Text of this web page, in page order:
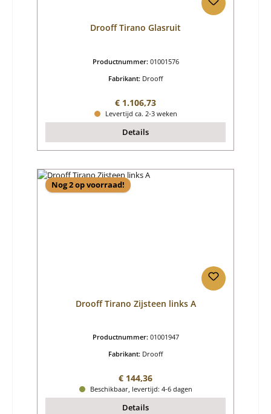
Drooff Tirano Glasruit
Productnummer: 01001576
Fabrikant: Drooff
Normale prijs:
€ 1.106,73
Levertijd ca. 2-3 weken
Details
Nog 2 op voorraad!
Drooff Tirano Zijsteen links A
Productnummer: 01001947
Fabrikant: Drooff
Normale prijs:
€ 144,36
Beschikbaar, levertijd: 4-6 dagen
Details